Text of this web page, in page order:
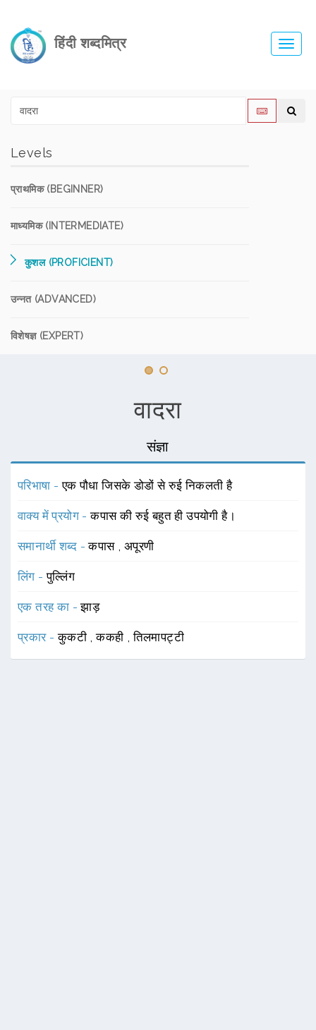
हिंदी शब्दमित्र
Levels
प्राथमिक (BEGINNER)
माध्यमिक (INTERMEDIATE)
कुशल (PROFICIENT)
उन्नत (ADVANCED)
विशेषज्ञ (EXPERT)
वादरा
संज्ञा
परिभाषा -एक पौधा जिसके डोडों से रुई निकलती है
वाक्य में प्रयोग -कपास की रुई बहुत ही उपयोगी है।
समानार्थी शब्द -कपास , अपूरणी
लिंग -पुल्लिंग
एक तरह का -झाड़
प्रकार -कुकटी ,ककही ,तिलमापट्टी